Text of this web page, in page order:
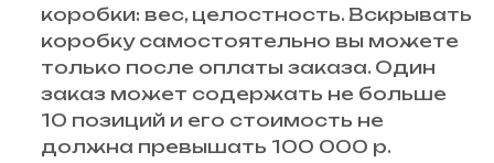
коробки: вес, целостность. Вскрывать
коробку самостоятельно вы можете
только после оплаты заказа. Один
заказ может содержать не больше
10 позиций и его стоимость не
должна превышать 100 000 р.